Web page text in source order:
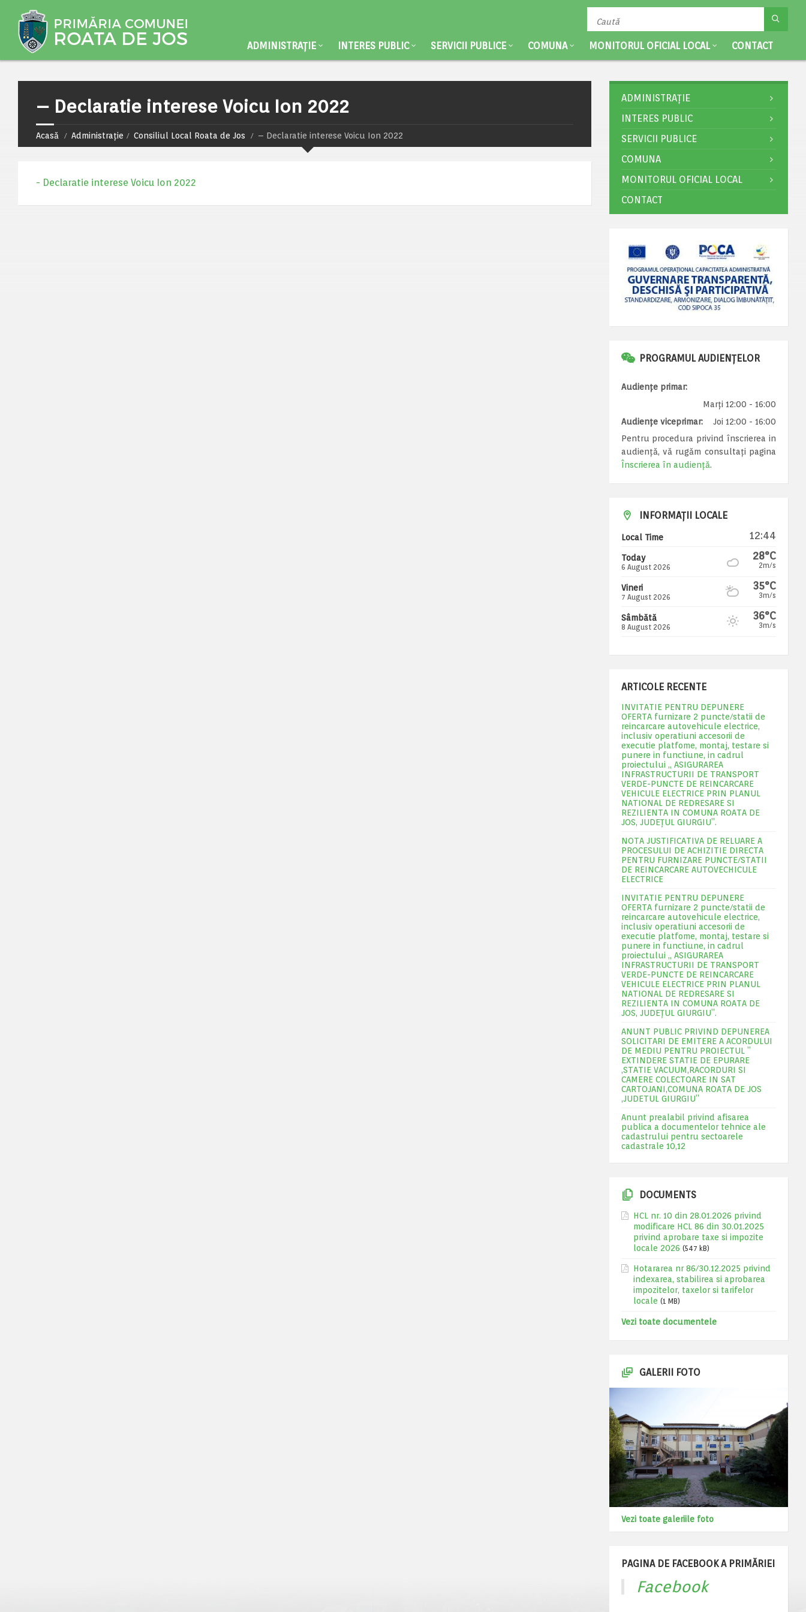
ADMINISTRAȚIE INTERES PUBLIC SERVICII PUBLICE COMUNA MONITORUL OFICIAL LOCAL CONTACT
– Declaratie interese Voicu Ion 2022
Acasă Administrație Consiliul Local Roata de Jos – Declaratie interese Voicu Ion 2022
- Declaratie interese Voicu Ion 2022
ADMINISTRAȚIE
INTERES PUBLIC
SERVICII PUBLICE
COMUNA
MONITORUL OFICIAL LOCAL
CONTACT
PROGRAMUL AUDIENȚELOR
Audiențe primar:
Marți 12:00 - 16:00
Audiențe viceprimar:
Joi 12:00 - 16:00
Pentru procedura privind înscrierea in
audiență, vă rugăm consultați pagina
Înscrierea în audiență.
INFORMAȚII LOCALE
Local Time 12:44
Today
6 August 2026
28°C
2m/s
Vineri
7 August 2026
35°C
3m/s
Sâmbătă
8 August 2026
36°C
3m/s
ARTICOLE RECENTE
INVITATIE PENTRU DEPUNERE
OFERTA furnizare 2 puncte/statii de
reincarcare autovehicule electrice,
inclusiv operatiuni accesorii de
executie platfome, montaj, testare si
punere in functiune, in cadrul
proiectului „ ASIGURAREA
INFRASTRUCTURII DE TRANSPORT
VERDE-PUNCTE DE REINCARCARE
VEHICULE ELECTRICE PRIN PLANUL
NATIONAL DE REDRESARE SI
REZILIENTA IN COMUNA ROATA DE
JOS, JUDEŢUL GIURGIU”.
NOTA JUSTIFICATIVA DE RELUARE A
PROCESULUI DE ACHIZITIE DIRECTA
PENTRU FURNIZARE PUNCTE/STATII
DE REINCARCARE AUTOVECHICULE
ELECTRICE
INVITATIE PENTRU DEPUNERE
OFERTA furnizare 2 puncte/statii de
reincarcare autovehicule electrice,
inclusiv operatiuni accesorii de
executie platfome, montaj, testare si
punere in functiune, in cadrul
proiectului „ ASIGURAREA
INFRASTRUCTURII DE TRANSPORT
VERDE-PUNCTE DE REINCARCARE
VEHICULE ELECTRICE PRIN PLANUL
NATIONAL DE REDRESARE SI
REZILIENTA IN COMUNA ROATA DE
JOS, JUDEŢUL GIURGIU”.
ANUNT PUBLIC PRIVIND DEPUNEREA
SOLICITARI DE EMITERE A ACORDULUI
DE MEDIU PENTRU PROIECTUL ”
EXTINDERE STATIE DE EPURARE
,STATIE VACUUM,RACORDURI SI
CAMERE COLECTOARE IN SAT
CARTOJANI,COMUNA ROATA DE JOS
,JUDETUL GIURGIU”
Anunt prealabil privind afisarea
publica a documentelor tehnice ale
cadastrului pentru sectoarele
cadastrale 10,12
DOCUMENTS
HCL nr. 10 din 28.01.2026 privind
modificare HCL 86 din 30.01.2025
privind aprobare taxe si impozite
locale 2026 (547 kB)
Hotararea nr 86/30.12.2025 privind
indexarea, stabilirea si aprobarea
impozitelor, taxelor si tarifelor
locale (1 MB)
Vezi toate documentele
GALERII FOTO
Vezi toate galeriile foto
PAGINA DE FACEBOOK A PRIMĂRIEI
Facebook